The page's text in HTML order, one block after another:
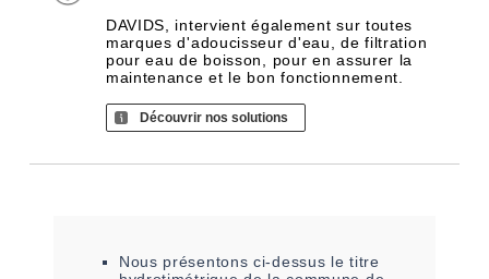
DAVIDS, intervient également sur toutes
marques d'adoucisseur d'eau, de filtration
pour eau de boisson, pour en assurer la
maintenance et le bon fonctionnement.
Découvrir nos solutions
Nous présentons ci-dessus le titre